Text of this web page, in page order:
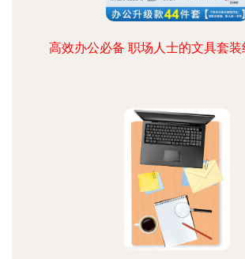
高效办公必备 职场人士的文具套